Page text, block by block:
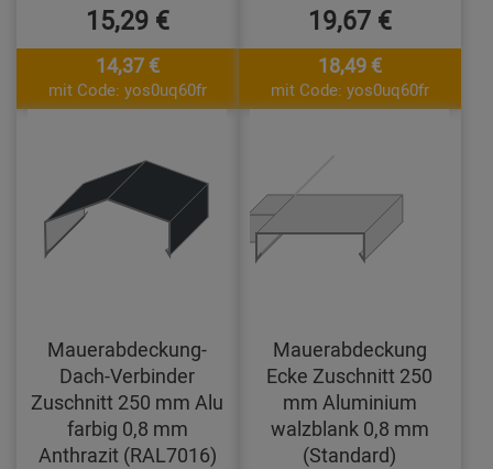
15,29 €
14,37 €
mit Code: yos0uq60fr
19,67 €
18,49 €
mit Code: yos0uq60fr
Mauerabdeckung-
Dach-Verbinder
Zuschnitt 250 mm Alu
farbig 0,8 mm
Anthrazit (RAL7016)
Mauerabdeckung
Ecke Zuschnitt 250
mm Aluminium
walzblank 0,8 mm
(Standard)